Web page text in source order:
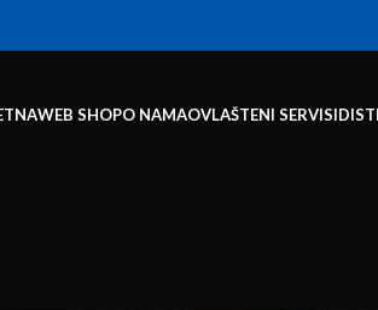
WEB SHOPO NAMAOVLAŠTENI SERVISI